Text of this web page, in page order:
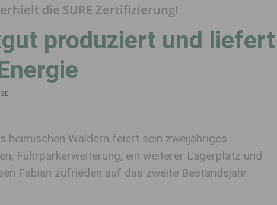
die SURE Zertifizierung!
produziert und liefert
heimischen Wäldern feiert sein zweijähriges
Fuhrparkerweiterung, ein weiterer Lagerplatz und
Fabian zufrieden auf das zweite Bestandsjahr